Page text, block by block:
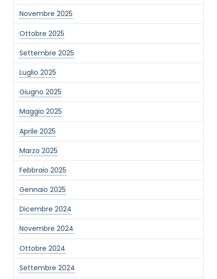
Novembre 2025
Ottobre 2025
Settembre 2025
Luglio 2025
Giugno 2025
Maggio 2025
Aprile 2025
Marzo 2025
Febbraio 2025
Gennaio 2025
Dicembre 2024
Novembre 2024
Ottobre 2024
Settembre 2024
NOME STRUTTURA
MAIL REFERENTE
MOTIVO DEL CONTATTO